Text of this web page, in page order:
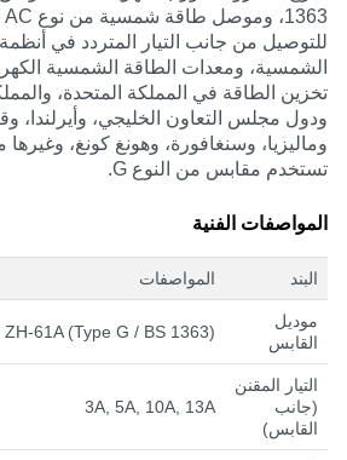
للتوصيل من جانب التيار المتردد في
الشمسية، ومعدات الطاقة الشمسية
تخزين الطاقة في المملكة المتحدة،
ودول مجلس التعاون الخليجي، وأيرلندا،
وماليزيا، وسنغافورة، وهونغ كونغ،
تستخدم مقابس من النوع G.
المواصفات الفنية
البند المواصفات
موديل
القابس
ZH-61A (Type G / BS 1363)
التيار المقنن
(جانب
القابس)
3A, 5A, 10A, 13A